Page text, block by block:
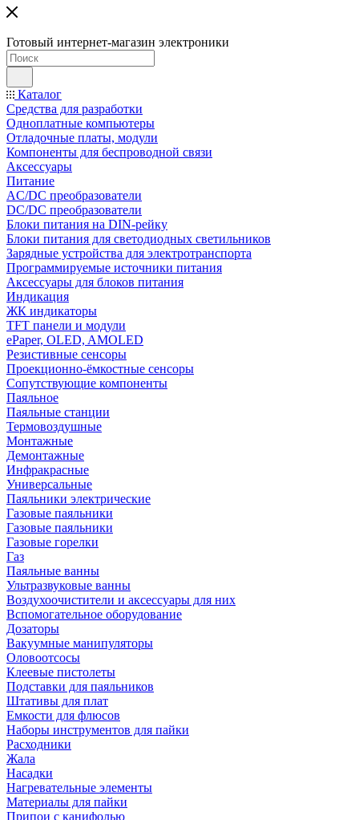
Готовый интернет-магазин электроники
Каталог
Средства для разработки
Одноплатные компьютеры
Отладочные платы, модули
Компоненты для беспроводной связи
Аксессуары
Питание
AC/DC преобразователи
DC/DC преобразователи
Блоки питания на DIN-рейку
Блоки питания для светодиодных светильников
Зарядные устройства для электротранспорта
Программируемые источники питания
Аксессуары для блоков питания
Индикация
ЖК индикаторы
TFT панели и модули
ePaper, OLED, AMOLED
Резистивные сенсоры
Проекционно-ёмкостные сенсоры
Сопутствующие компоненты
Паяльное
Паяльные станции
Термовоздушные
Монтажные
Демонтажные
Инфракрасные
Универсальные
Паяльники электрические
Газовые паяльники
Газовые паяльники
Газовые горелки
Газ
Паяльные ванны
Ультразвуковые ванны
Воздухоочистители и аксессуары для них
Вспомогательное оборудование
Дозаторы
Вакуумные манипуляторы
Оловоотсосы
Клеевые пистолеты
Подставки для паяльников
Штативы для плат
Емкости для флюсов
Наборы инструментов для пайки
Расходники
Жала
Насадки
Нагревательные элементы
Материалы для пайки
Припои с канифолью